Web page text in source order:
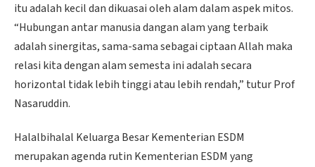
itu adalah kecil dan dikuasai oleh alam dalam aspek mitos.
“Hubungan antar manusia dangan alam yang terbaik
adalah sinergitas, sama-sama sebagai ciptaan Allah maka
relasi kita dengan alam semesta ini adalah secara
horizontal tidak lebih tinggi atau lebih rendah,” tutur Prof
Nasaruddin.
Halalbihalal Keluarga Besar Kementerian ESDM
merupakan agenda rutin Kementerian ESDM yang